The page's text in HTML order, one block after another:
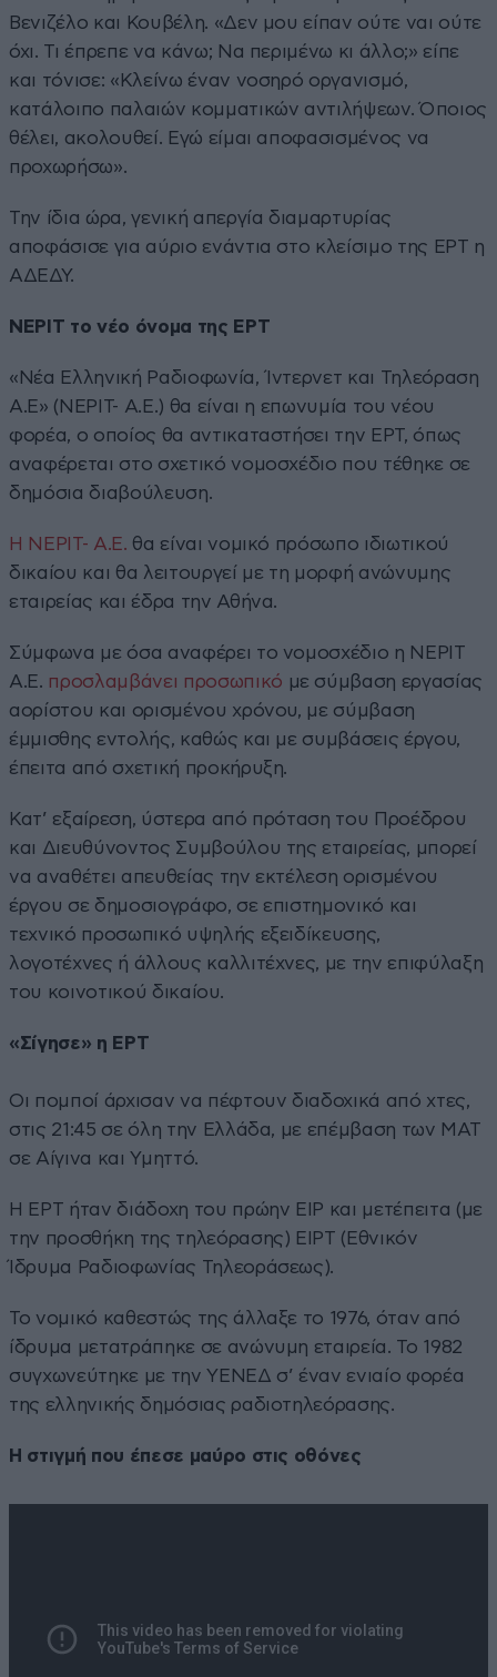
Βενιζέλο και Κουβέλη. «Δεν μου είπαν ούτε ναι ούτε
όχι. Τι έπρεπε να κάνω; Να περιμένω κι άλλο;» είπε
και τόνισε: «Κλείνω έναν νοσηρό οργανισμό,
κατάλοιπο παλαιών κομματικών αντιλήψεων. Όποιος
θέλει, ακολουθεί. Εγώ είμαι αποφασισμένος να
προχωρήσω».
Την ίδια ώρα,γενική απεργία διαμαρτυρίας
αποφάσισε για αύριο ενάντια στο κλείσιμο της ΕΡΤ η
ΑΔΕΔΥ.
ΝΕΡΙΤ το νέο όνομα της ΕΡΤ
«Νέα Ελληνική Ραδιοφωνία, Ίντερνετ και Τηλεόραση
Α.Ε» (ΝΕΡΙΤ- Α.Ε.) θα είναι η επωνυμία του νέου
φορέα, ο οποίος θα αντικαταστήσει την ΕΡΤ, όπως
αναφέρεται στο σχετικό νομοσχέδιο που τέθηκε σε
δημόσια διαβούλευση.
Η ΝΕΡΙΤ- Α.Ε. θα είναι νομικό πρόσωπο ιδιωτικού
δικαίου και θα λειτουργεί με τη μορφή ανώνυμης
εταιρείας και έδρα την Αθήνα.
Σύμφωνα με όσα αναφέρει το νομοσχέδιο η ΝΕΡΙΤ
Α.Ε. προσλαμβάνει προσωπικό με σύμβαση εργασίας
αορίστου και ορισμένου χρόνου, με σύμβαση
έμμισθης εντολής, καθώς και με συμβάσεις έργου,
έπειτα από σχετική προκήρυξη.
Κατ’ εξαίρεση, ύστερα από πρόταση του Προέδρου
και Διευθύνοντος Συμβούλου της εταιρείας, μπορεί
να αναθέτει απευθείας την εκτέλεση ορισμένου
έργου σε δημοσιογράφο, σε επιστημονικό και
τεχνικό προσωπικό υψηλής εξειδίκευσης,
λογοτέχνες ή άλλους καλλιτέχνες, με την επιφύλαξη
του κοινοτικού δικαίου.
«Σίγησε» η ΕΡΤ
Οι πομποί άρχισαν να πέφτουν διαδοχικά από χτες,
στις 21:45 σε όλη την Ελλάδα, με επέμβαση των ΜΑΤ
σε Αίγινα και Υμηττό.
Η ΕΡΤ ήταν διάδοχη του πρώην ΕΙΡ και μετέπειτα (με
την προσθήκη της τηλεόρασης) ΕΙΡΤ (Εθνικόν
Ίδρυμα Ραδιοφωνίας Τηλεοράσεως).
Το νομικό καθεστώς της άλλαξε το 1976, όταν από
ίδρυμα μετατράπηκε σε ανώνυμη εταιρεία. Το 1982
συγχωνεύτηκε με την ΥΕΝΕΔ σ’ έναν ενιαίο φορέα
της ελληνικής δημόσιας ραδιοτηλεόρασης.
Η στιγμή που έπεσε μαύρο στις οθόνες